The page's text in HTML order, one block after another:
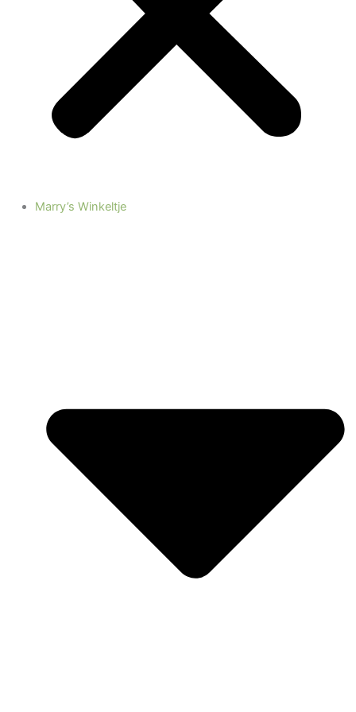
Marry’s Winkeltje